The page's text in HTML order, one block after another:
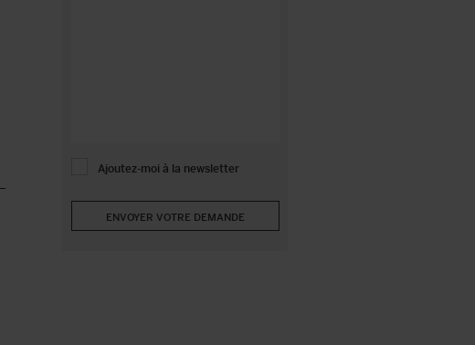
Ajoutez-moi à la newsletter